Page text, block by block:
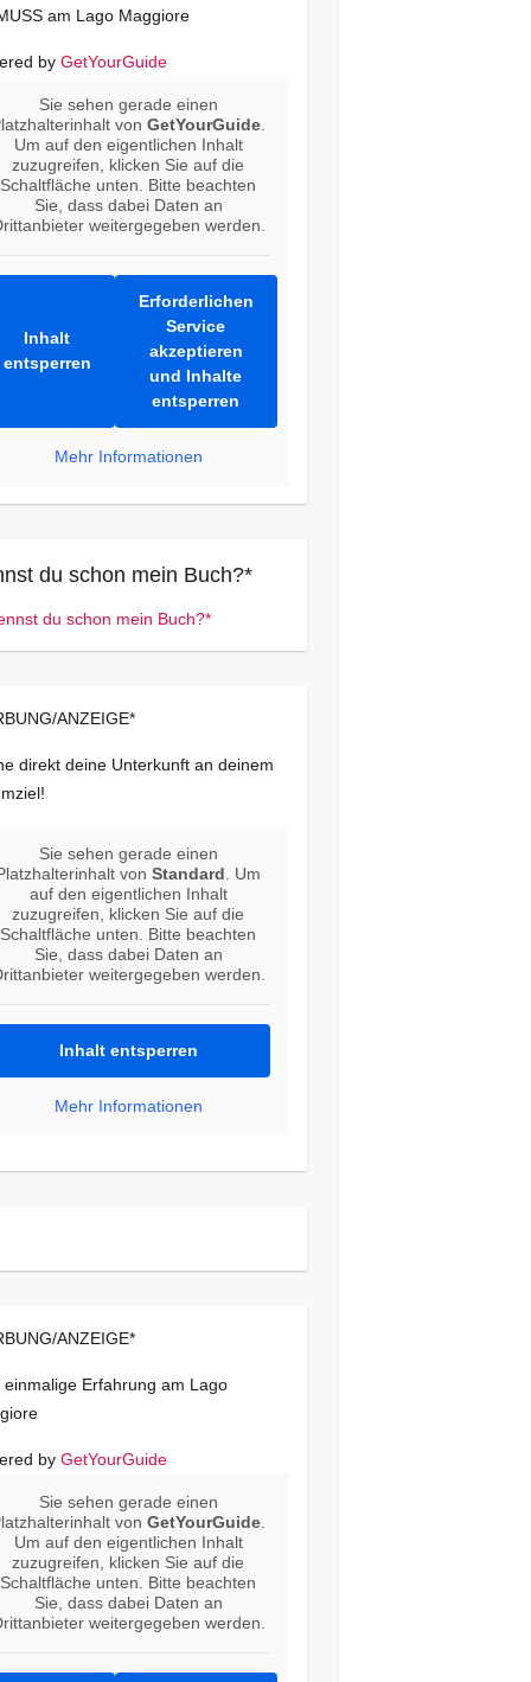
am Lago Maggiore
by GetYourGuide
Sie sehen gerade einen
vonGetYourGuide
Um auf den eigentlichen Inhalt
zuzugreifen, klicken Sie auf die
Schaltfläche unten. Bitte beachten
Sie, dass dabei Daten an
weitergegeben werden.
Inhalt
entsperren
Erforderlichen
Service
akzeptieren
und Inhalte
entsperren
Mehr Informationen
du schon mein Buch?*
ANZEIGE*
direkt deine Unterkunft an deinem
Sie sehen gerade einen
vonStandard . Um
auf den eigentlichen Inhalt
zuzugreifen, klicken Sie auf die
Schaltfläche unten. Bitte beachten
Sie, dass dabei Daten an
weitergegeben werden.
Inhalt entsperren
Mehr Informationen
ANZEIGE*
einmalige Erfahrung am Lago
by GetYourGuide
Sie sehen gerade einen
vonGetYourGuide
Um auf den eigentlichen Inhalt
zuzugreifen, klicken Sie auf die
Schaltfläche unten. Bitte beachten
Sie, dass dabei Daten an
weitergegeben werden.